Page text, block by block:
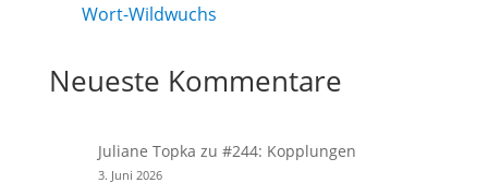
Wort-Wildwuchs
Neueste Kommentare
Juliane Topka zu#244: Kopplungen
3. Juni 2026